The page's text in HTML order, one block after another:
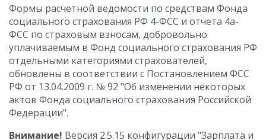
Формы расчетной ведомости по средствам Фонда
социального страхования РФ 4-ФСС и отчета 4а-
ФСС по страховым взносам, добровольно
уплачиваемым в Фонд социального страхования РФ
отдельными категориями страхователей,
обновлены в соответствии с Постановлением ФСС
РФ от 13.04.2009 г. № 92 "Об изменении некоторых
актов Фонда социального страхования Российской
Федерации".
Внимание! Версия 2.5.15 конфигурации "Зарплата и